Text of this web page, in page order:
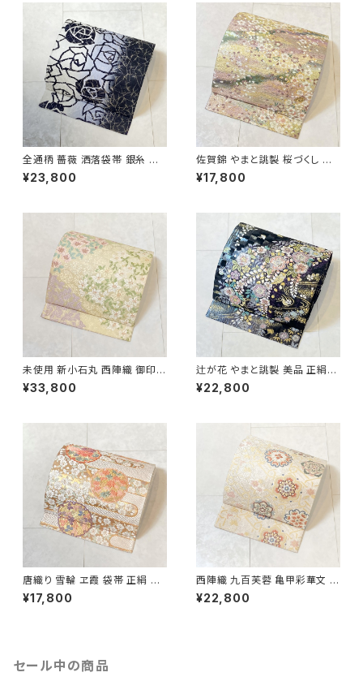
全通柄 薔薇 洒落袋帯 銀糸 長
尺 正絹 白 黒 青紫 659
¥23,800
佐賀錦 やまと誂製 桜づくし 袋
帯 正絹 金銀糸 ラメ ピンク 白
722
¥17,800
未使用 新小石丸 西陣織 御印華
唐織 花柄 袋帯 正絹 金糸 白 ク
リーム ピンク 紫 576
¥33,800
辻が花 やまと誂製 美品 正絹
金糸 袋帯 黒 紺 紫 パステルカ
ラー 702
¥22,800
唐織り 雪輪 ヱ霞 袋帯 正絹 金
糸 白 ピンク 水色 紫 パステルカ
ラー 531
¥17,800
西陣織 九百芙蓉 亀甲彩華文 唐
織り 袋帯 正絹 金糸 クリーム色
白 667
¥22,800
セール中の商品